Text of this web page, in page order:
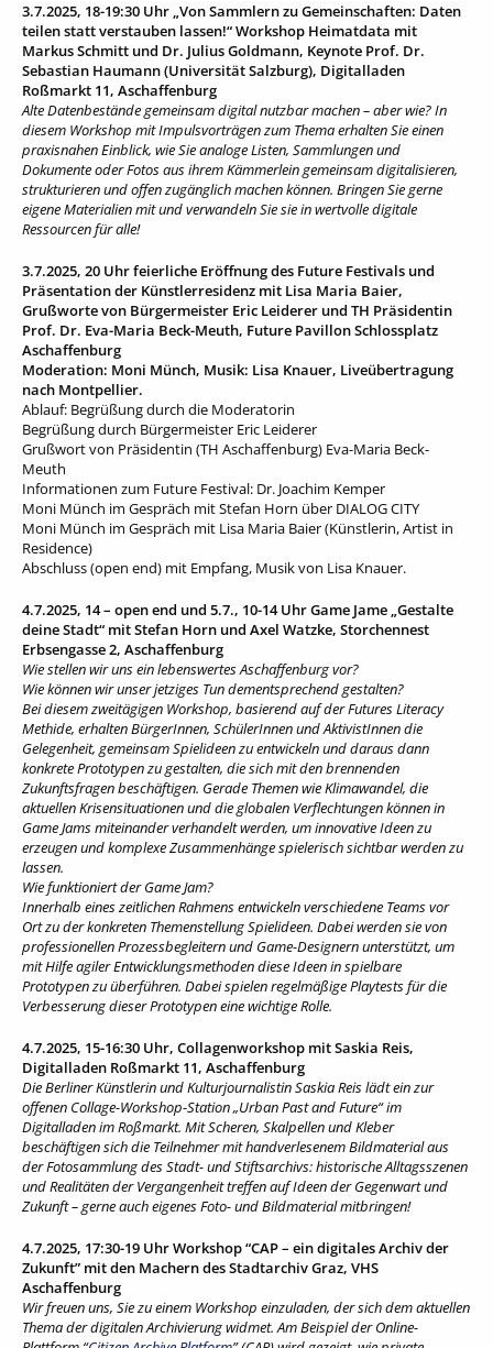
3.7.2025, 18-19:30 Uhr „Von Sammlern zu Gemeinschaften: Daten
teilen statt verstauben lassen!“Workshop Heimatdata mit
Markus Schmitt und Dr. Julius Goldmann, Keynote Prof. Dr.
Sebastian Haumann (Universität Salzburg), Digitalladen
Roßmarkt 11, Aschaffenburg
Alte Datenbestände gemeinsam digital nutzbar machen – aber wie? In
diesem Workshop mit Impulsvorträgen zum Thema erhalten Sie einen
praxisnahen Einblick, wie Sie analoge Listen, Sammlungen und
Dokumente oder Fotos aus ihrem Kämmerlein gemeinsam digitalisieren,
strukturieren und offen zugänglich machen können. Bringen Sie gerne
eigene Materialien mit und verwandeln Sie sie in wertvolle digitale
Ressourcen für alle!
3.7.2025, 20 Uhr feierliche Eröffnung des Future Festivals und
Präsentation der Künstlerresidenz mit Lisa Maria Baier,
Grußworte von Bürgermeister Eric Leiderer und TH Präsidentin
Prof. Dr. Eva-Maria Beck-Meuth, Future Pavillon Schlossplatz
Aschaffenburg
Moderation: Moni Münch, Musik: Lisa Knauer, Liveübertragung
nach Montpellier.
Ablauf: Begrüßung durch die Moderatorin
Begrüßung durch Bürgermeister Eric Leiderer
Grußwort von Präsidentin (TH Aschaffenburg) Eva-Maria Beck-
Meuth
Informationen zum Future Festival: Dr. Joachim Kemper
Moni Münch im Gespräch mit Stefan Horn über DIALOG CITY
Moni Münch im Gespräch mit Lisa Maria Baier (Künstlerin, Artist in
Residence)
Abschluss (open end) mit Empfang, Musik von Lisa Knauer.
4.7.2025, 14 – open end und 5.7., 10-14 Uhr Game Jame „Gestalte
deine Stadt“ mit Stefan Horn und Axel Watzke, Storchennest
Erbsengasse 2, Aschaffenburg
Wie stellen wir uns ein lebenswertes Aschaffenburg vor?
Wie können wir unser jetziges Tun dementsprechend gestalten?
Bei diesem zweitägigen Workshop, basierend auf der Futures Literacy
Methide, erhalten BürgerInnen, SchülerInnen und AktivistInnen die
Gelegenheit, gemeinsam Spielideen zu entwickeln und daraus dann
konkrete Prototypen zu gestalten, die sich mit den brennenden
Zukunftsfragen beschäftigen. Gerade Themen wie Klimawandel, die
aktuellen Krisensituationen und die globalen Verflechtungen können in
Game Jams miteinander verhandelt werden, um innovative Ideen zu
erzeugen und komplexe Zusammenhänge spielerisch sichtbar werden zu
lassen.
Wie funktioniert der Game Jam?
Innerhalb eines zeitlichen Rahmens entwickeln verschiedene Teams vor
Ort zu der konkreten Themenstellung Spielideen. Dabei werden sie von
professionellen Prozessbegleitern und Game-Designern unterstützt, um
mit Hilfe agiler Entwicklungsmethoden diese Ideen in spielbare
Prototypen zu überführen. Dabei spielen regelmäßige Playtests für die
Verbesserung dieser Prototypen eine wichtige Rolle.
4.7.2025, 15-16:30 Uhr, Collagenworkshop mit Saskia Reis,
Digitalladen Roßmarkt 11, Aschaffenburg
Die Berliner Künstlerin und Kulturjournalistin Saskia Reis lädt ein zur
offenen Collage-Workshop-Station „Urban Past and Future“ im
Digitalladen im Roßmarkt. Mit Scheren, Skalpellen und Kleber
beschäftigen sich die Teilnehmer mit handverlesenem Bildmaterial aus
der Fotosammlung des Stadt- und Stiftsarchivs: historische Alltagsszenen
und Realitäten der Vergangenheit treffen auf Ideen der Gegenwart und
Zukunft – gerne auch eigenes Foto- und Bildmaterial mitbringen!
4.7.2025, 17:30-19 Uhr Workshop “CAP – ein digitales Archiv der
Zukunft” mit den Machern des Stadtarchiv Graz, VHS
Aschaffenburg
Wir freuen uns, Sie zu einem Workshop einzuladen, der sich dem aktuellen
Thema der digitalen Archivierung widmet. Am Beispiel der Online-